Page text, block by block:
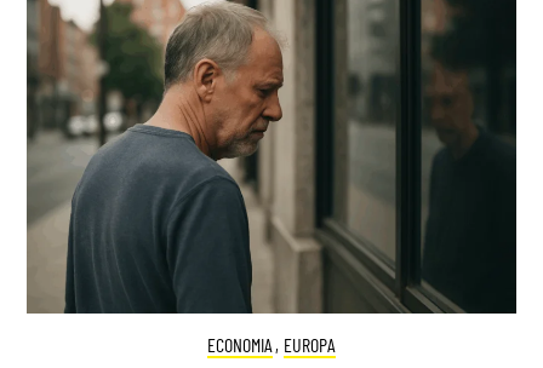
ECONOMIA , EUROPA